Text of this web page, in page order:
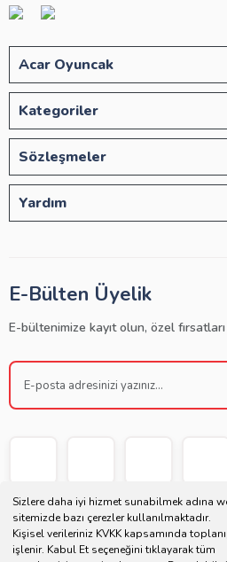
Sizlere daha iyi hizmet sunabilmek adına
sitemizde bazı çerezler kullanılmaktadır.
Kişisel verileriniz KVKK kapsamında
işlenir. Kabul Et seçeneğini tıklayarak tüm
Acar Oyuncak
Kategoriler
Sözleşmeler
Yardım
E-Bülten Üyelik
E-bültenimize kayıt olun, özel fırsatları
Copyright © 2021 | Bu websitesi